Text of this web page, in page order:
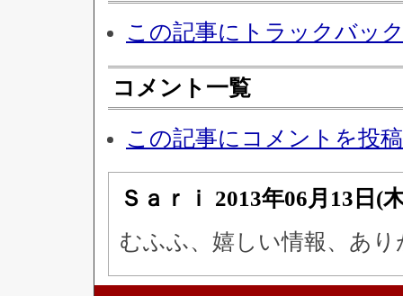
この記事にトラックバッ
コメント一覧
この記事にコメントを投
Ｓａｒｉ 2013年06月13日(
むふふ、嬉しい情報、あ